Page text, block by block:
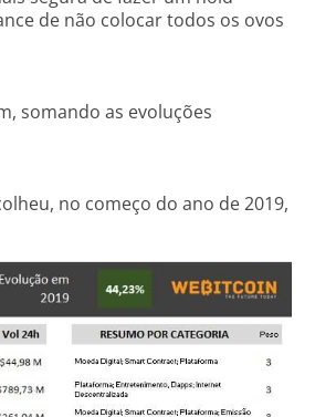
de não colocar todos os ovos
somando as evoluções
no começo do ano de 2019,